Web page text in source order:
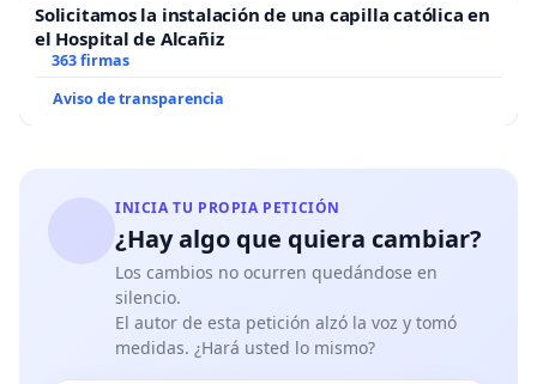
Solicitamos la instalación de una capilla católica en
el Hospital de Alcañiz
363 firmas
Aviso de transparencia
INICIA TU PROPIA PETICIÓN
¿Hay algo que quiera cambiar?
Los cambios no ocurren quedándose en
silencio.
El autor de esta petición alzó la voz y tomó
medidas. ¿Hará usted lo mismo?